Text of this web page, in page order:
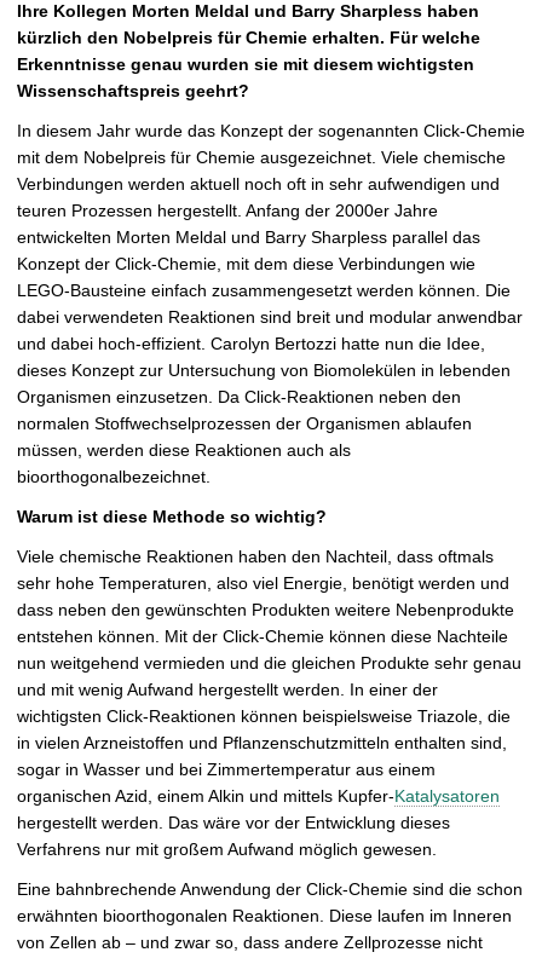
Ihre Kollegen Morten Meldal und Barry Sharpless haben
kürzlich den Nobelpreis für Chemie erhalten. Für welche
Erkenntnisse genau wurden sie mit diesem wichtigsten
Wissenschaftspreis geehrt?
In diesem Jahr wurde das Konzept der sogenannten Click-Chemie
mit dem Nobelpreis für Chemie ausgezeichnet. Viele chemische
Verbindungen werden aktuell noch oft in sehr aufwendigen und
teuren Prozessen hergestellt. Anfang der 2000er Jahre
entwickelten Morten Meldal und Barry Sharpless parallel das
Konzept der Click-Chemie, mit dem diese Verbindungen wie
LEGO-Bausteine einfach zusammengesetzt werden können. Die
dabei verwendeten Reaktionen sind breit und modular anwendbar
und dabei hoch-effizient. Carolyn Bertozzi hatte nun die Idee,
dieses Konzept zur Untersuchung von Biomolekülen in lebenden
Organismen einzusetzen. Da Click-Reaktionen neben den
normalen Stoffwechselprozessen der Organismen ablaufen
müssen, werden diese Reaktionen auch als
bioorthogonalbezeichnet.
Warum ist diese Methode so wichtig?
Viele chemische Reaktionen haben den Nachteil, dass oftmals
sehr hohe Temperaturen, also viel Energie, benötigt werden und
dass neben den gewünschten Produkten weitere Nebenprodukte
entstehen können. Mit der Click-Chemie können diese Nachteile
nun weitgehend vermieden und die gleichen Produkte sehr genau
und mit wenig Aufwand hergestellt werden. In einer der
wichtigsten Click-Reaktionen können beispielsweise Triazole, die
in vielen Arzneistoffen und Pflanzenschutzmitteln enthalten sind,
sogar in Wasser und bei Zimmertemperatur aus einem
organischen Azid, einem Alkin und mittels Kupfer-Katalysatoren
hergestellt werden. Das wäre vor der Entwicklung dieses
Verfahrens nur mit großem Aufwand möglich gewesen.
Eine bahnbrechende Anwendung der Click-Chemie sind die schon
erwähnten bioorthogonalen Reaktionen. Diese laufen im Inneren
von Zellen ab – und zwar so, dass andere Zellprozesse nicht